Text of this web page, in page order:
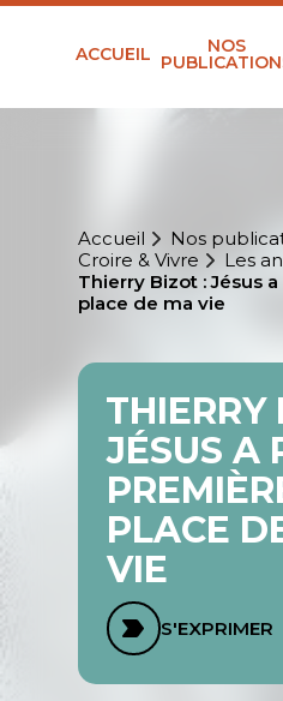
ACCUEIL NOS
Accueil
Nos
Croire & Vivre
Les
Thierry Bizot : Jésus
place de ma vie
THIERRY
JÉSUS A
PLACE
VIE
S'EXPRIMER